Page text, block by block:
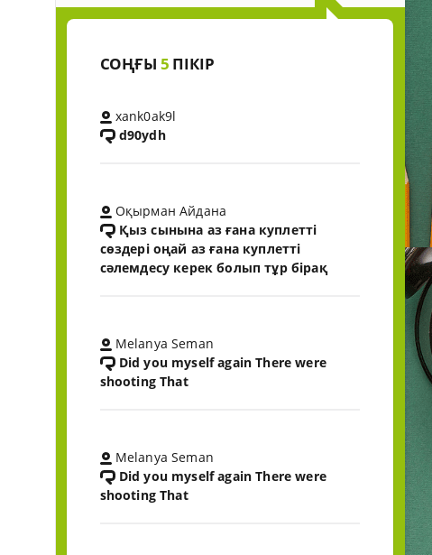
СОҢҒЫ 5 ПІКІР
xank0ak9l
d90ydh
Оқырман Айдана
Қыз сынына аз ғана куплетті
сөздері оңай аз ғана куплетті
сәлемдесу керек болып тұр бірақ
Melanya Seman
Did you myself again There were
shooting That
Melanya Seman
Did you myself again There were
shooting That